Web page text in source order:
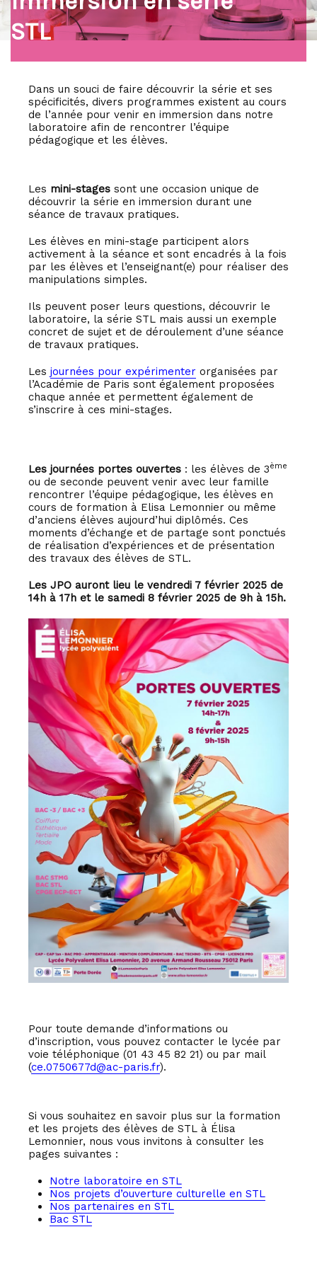
Bac Sciences et technologies de laboratoire (STL)
Bac Sciences et Techniques du Management et de la
Pré-bac Professionnel
Filière coiffure
Filière esthétique cosmétique
Les formations du GRETA CDMA au lycée Elisa Lemonnier
Post-bac
Filière coiffure
Filière esthétique
Filière mode
Filière tertiaire
CPGE ECP
Partenariats, politique internationale et
culturelle
Politique internationale
Politique culturelle
STL
Dans un souci de faire découvrir la série et ses
spécificités, divers programmes existent au cours
de l’année pour venir en immersion dans notre
laboratoire afin de rencontrer l’équipe
pédagogique et les élèves.
Les mini-stages sont une occasion unique de
découvrir la série en immersion durant une
séance de travaux pratiques.
Les élèves en mini-stage participent alors
activement à la séance et sont encadrés à la fois
par les élèves et l’enseignant(e) pour réaliser des
manipulations simples.
Ils peuvent poser leurs questions, découvrir le
laboratoire, la série STL mais aussi un exemple
concret de sujet et de déroulement d’une séance
de travaux pratiques.
Les journées pour expérimenter organisées par
l’Académie de Paris sont également proposées
chaque année et permettent également de
s’inscrire à ces mini-stages.
Les journées portes ouvertes : les élèves de 3ème
ou de seconde peuvent venir avec leur famille
rencontrer l’équipe pédagogique, les élèves en
cours de formation à Elisa Lemonnier ou même
d’anciens élèves aujourd’hui diplômés. Ces
moments d’échange et de partage sont ponctués
de réalisation d’expériences et de présentation
des travaux des élèves de STL.
Les JPO auront lieu le vendredi 7 février 2025 de
14h à 17h et le samedi 8 février 2025 de 9h à 15h.
Pour toute demande d’informations ou
d’inscription, vous pouvez contacter le lycée par
voie téléphonique (01 43 45 82 21) ou par mail
(ce.0750677d@ac-paris.fr).
Si vous souhaitez en savoir plus sur la formation
et les projets des élèves de STL à Élisa
Lemonnier, nous vous invitons à consulter les
pages suivantes :
Notre laboratoire en STL
Nos projets d’ouverture culturelle en STL
Nos partenaires en STL
Bac STL